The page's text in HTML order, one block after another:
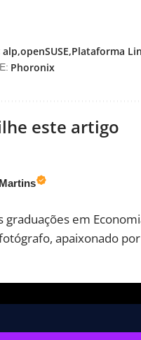
alp openSUSE Plataforma
Phoronix
este artigo
graduações em
apaixonado